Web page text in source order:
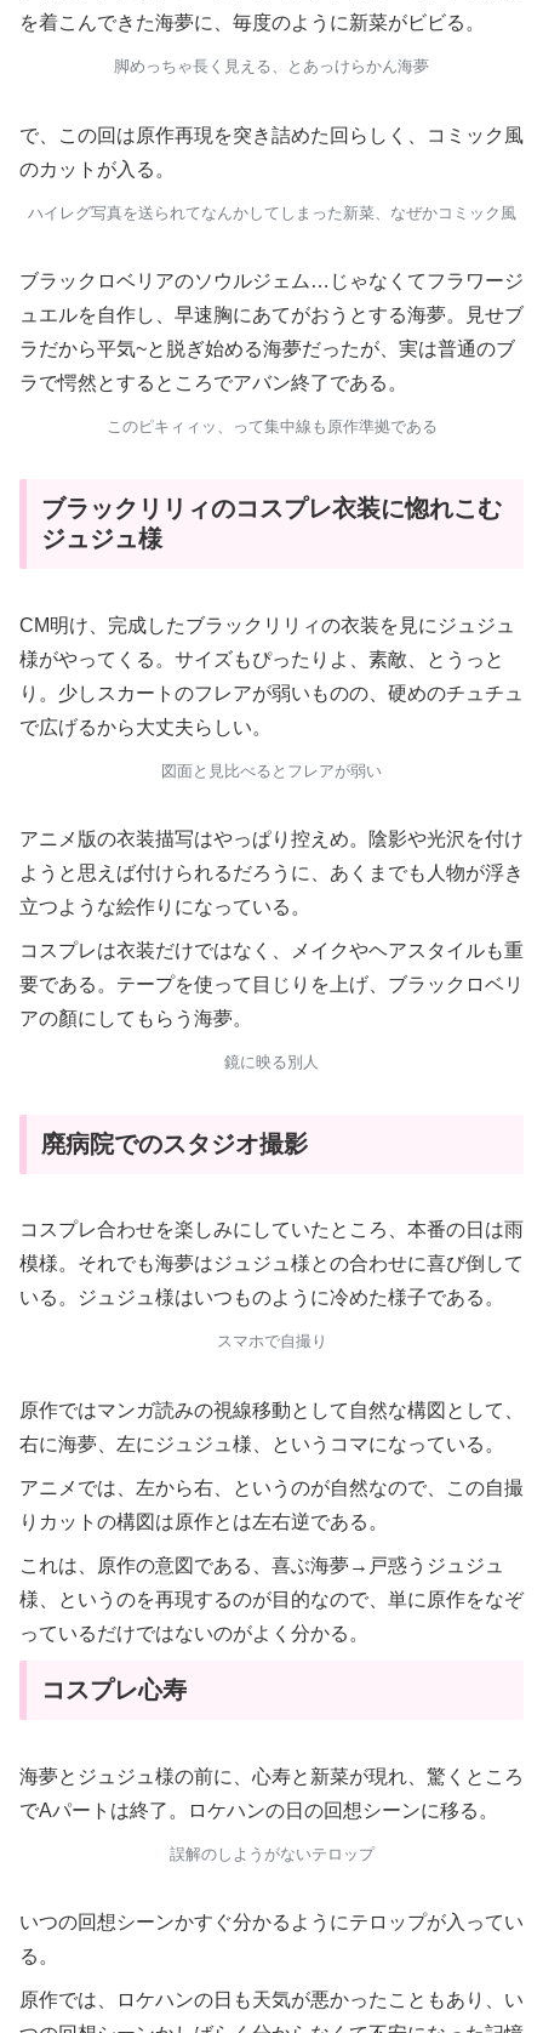
を着こんできた海夢に、毎度のように新菜がビビる。
脚めっちゃ長く見える、とあっけらかん海夢
で、この回は原作再現を突き詰めた回らしく、コミック風
のカットが入る。
ハイレグ写真を送られてなんかしてしまった新菜、なぜかコミック風
ブラックロベリアのソウルジェム…じゃなくてフラワージ
ュエルを自作し、早速胸にあてがおうとする海夢。見せブ
ラだから平気~と脱ぎ始める海夢だったが、実は普通のブ
ラで愕然とするところでアバン終了である。
このピキィィッ、って集中線も原作準拠である
ブラックリリィのコスプレ衣装に惚れこむ
ジュジュ様
CM明け、完成したブラックリリィの衣装を見にジュジュ
様がやってくる。サイズもぴったりよ、素敵、とうっと
り。少しスカートのフレアが弱いものの、硬めのチュチュ
で広げるから大丈夫らしい。
図面と見比べるとフレアが弱い
アニメ版の衣装描写はやっぱり控えめ。陰影や光沢を付け
ようと思えば付けられるだろうに、あくまでも人物が浮き
立つような絵作りになっている。
コスプレは衣装だけではなく、メイクやヘアスタイルも重
要である。テープを使って目じりを上げ、ブラックロベリ
アの顏にしてもらう海夢。
鏡に映る別人
廃病院でのスタジオ撮影
コスプレ合わせを楽しみにしていたところ、本番の日は雨
模様。それでも海夢はジュジュ様との合わせに喜び倒して
いる。ジュジュ様はいつものように冷めた様子である。
スマホで自撮り
原作ではマンガ読みの視線移動として自然な構図として、
右に海夢、左にジュジュ様、というコマになっている。
アニメでは、左から右、というのが自然なので、この自撮
りカットの構図は原作とは左右逆である。
これは、原作の意図である、喜ぶ海夢→戸惑うジュジュ
様、というのを再現するのが目的なので、単に原作をなぞ
っているだけではないのがよく分かる。
コスプレ心寿
海夢とジュジュ様の前に、心寿と新菜が現れ、驚くところ
でAパートは終了。ロケハンの日の回想シーンに移る。
誤解のしようがないテロップ
いつの回想シーンかすぐ分かるようにテロップが入ってい
る。
原作では、ロケハンの日も天気が悪かったこともあり、い